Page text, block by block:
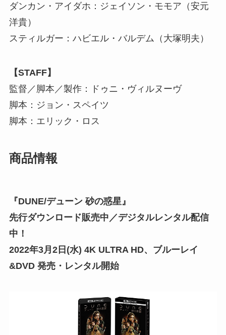
ダンカン・アイダホ：ジェイソン・モモア（安元
洋貴）
スティルガー：ハビエル・バルデム（大塚明夫）
【STAFF】
監督／脚本／製作：ドゥニ・ヴィルヌーヴ
脚本：ジョン・スペイツ
脚本：エリック・ロス
商品情報
『DUNE/デューン 砂の惑星』
先行ダウンロード販売中／デジタルレンタル配信
中！
2022年3月2日(水) 4K ULTRA HD、ブルーレイ
&DVD 発売・レンタル開始